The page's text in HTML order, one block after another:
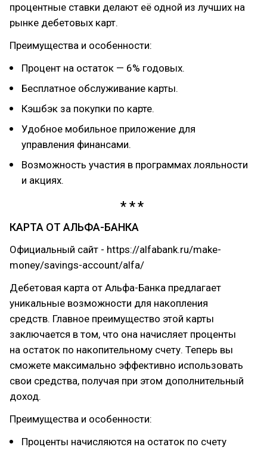
процентные ставки делают её одной из лучших на
рынке дебетовых карт.
Преимущества и особенности:
Процент на остаток — 6% годовых.
Бесплатное обслуживание карты.
Кэшбэк за покупки по карте.
Удобное мобильное приложение для
управления финансами.
Возможность участия в программах лояльности
и акциях.
КАРТА ОТ АЛЬФА-БАНКА
Официальный сайт - https://alfabank.ru/make-
money/savings-account/alfa/
Дебетовая карта от Альфа-Банка предлагает
уникальные возможности для накопления
средств. Главное преимущество этой карты
заключается в том, что она начисляет проценты
на остаток по накопительному счету. Теперь вы
сможете максимально эффективно использовать
свои средства, получая при этом дополнительный
доход.
Преимущества и особенности:
Проценты начисляются на остаток по счету